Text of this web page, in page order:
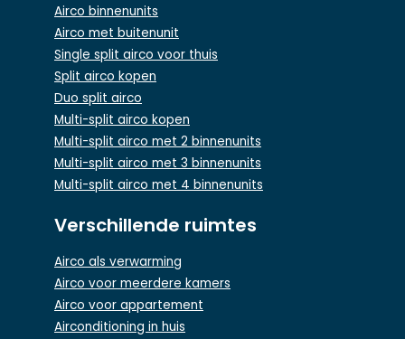
Airco binnenunits
Airco met buitenunit
Single split airco voor thuis
Split airco kopen
Duo split airco
Multi-split airco kopen
Multi-split airco met 2 binnenunits
Multi-split airco met 3 binnenunits
Multi-split airco met 4 binnenunits
Verschillende ruimtes
Airco als verwarming
Airco voor meerdere kamers
Airco voor appartement
Airconditioning in huis